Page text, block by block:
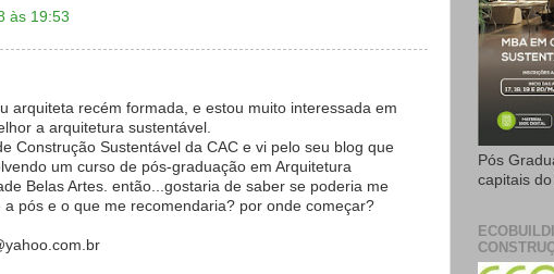
às 19:53
arquiteta recém formada, e estou muito interessada em
a arquitetura sustentável.
Construção Sustentável da CAC e vi pelo seu blog que
um curso de pós-graduação em Arquitetura
Belas Artes. então...gostaria de saber se poderia me
pós e o que me recomendaria? por onde começar?
Pós
capitais